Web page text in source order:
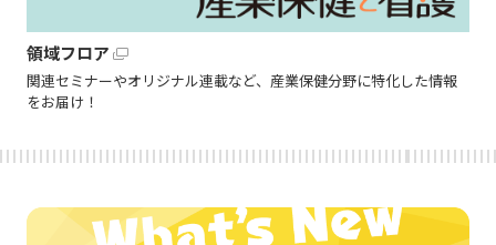
領域フロア
関連セミナーやオリジナル連載など、産業保健分野に特化した情報
をお届け！